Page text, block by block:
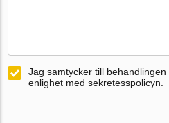
Jag samtycker till
enlighet med sekretesspolicyn.